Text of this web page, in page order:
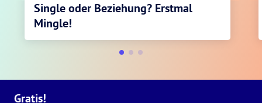
Single oder Beziehung? Erstmal
Mingle!
Gratis!